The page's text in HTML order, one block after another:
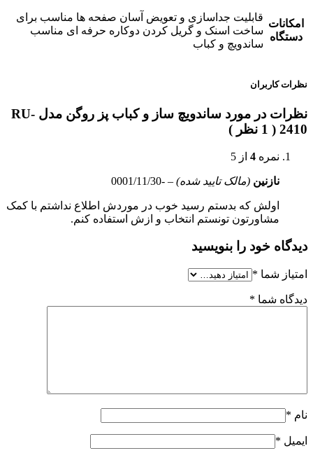
امکانات
دستگاه
قابلیت جداسازی و تعویض آسان صفحه ها مناسب برای
ساخت اسنک و گریل کردن دوکاره حرفه ای مناسب
ساندویچ و کباب
نظرات کاربران
نظرات در مورد ساندویچ ساز و کباب پز روگن مدل RU-
2410 ( 1 نظر )
نمره 4 از 5
نازنین (مالک تایید شده) –
-0001/11/30
اولش که بدستم رسید خوب در موردش اطلاع نداشتم با کمک
مشاورتون تونستم انتخاب و ازش استفاده کنم.
دیدگاه خود را بنویسید
امتیاز شما *
دیدگاه شما *
نام *
ایمیل *